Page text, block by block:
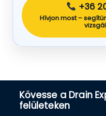
+36
Hívjon most –
Kövesse a Drain
felületeken